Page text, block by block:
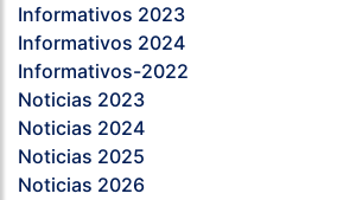
Informativos 2023
Informativos 2024
Informativos-2022
Noticias 2023
Noticias 2024
Noticias 2025
Noticias 2026